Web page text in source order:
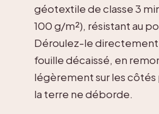
géotextile de classe 3
100 g/m²), résistant au
Déroulez-le directement
fouille décaissé, en
légèrement sur les
la terre ne déborde.